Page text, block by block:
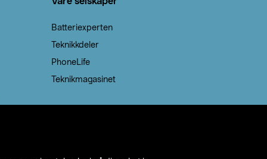
Batteriexperten
Teknikkdeler
PhoneLife
Teknikmagasinet